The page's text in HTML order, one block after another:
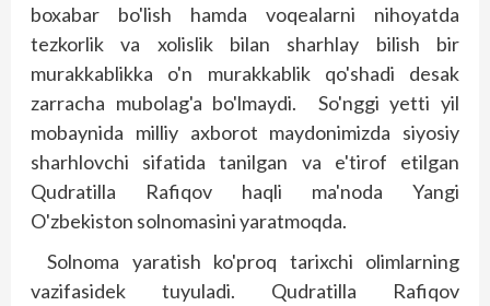
boxabar bo'lish hamda voqealarni nihoyatda
tezkorlik va xolislik bilan sharhlay bilish bir
murakkablikka o'n murakkablik qo'shadi desak
zarracha mubolag'a bo'lmaydi. So'nggi yetti yil
mobaynida milliy axborot maydonimizda siyosiy
sharhlovchi sifatida tanilgan va e'tirof etilgan
Qudratilla Rafiqov haqli ma'noda Yangi
O'zbekiston solnomasini yaratmoqda.
Solnoma yaratish ko'proq tarixchi olimlarning
vazifasidek tuyuladi. Qudratilla Rafiqov